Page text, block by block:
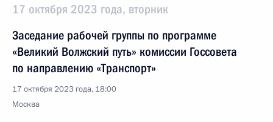
17 октября 2023 года, вторник
Заседание рабочей группы по программе
«Великий Волжский путь» комиссии Госсовета
по направлению «Транспорт»
17 октября 2023 года, 18:00
Москва